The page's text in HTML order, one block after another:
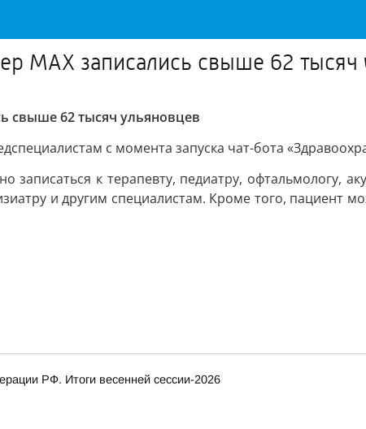
MAX записались свыше 62 тысяч
свыше 62 тысяч ульяновцев
с момента запуска чат-бота
к терапевту, педиатру, офтальмологу,
и другим специалистам. Кроме того,
РФ. Итоги весенней сессии-2026